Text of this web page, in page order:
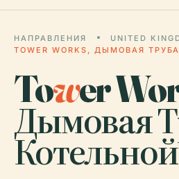
НАПРАВЛЕНИЯ UNITED
TOWER WORKS, ДЫМОВАЯ
Tower
Дымовая